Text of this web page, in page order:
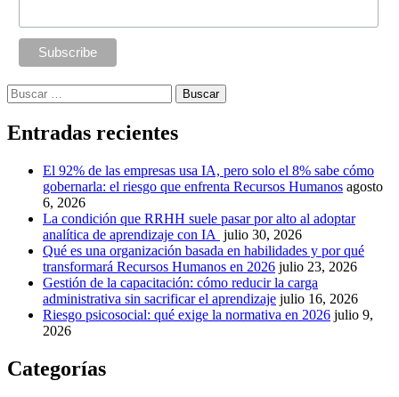
Buscar:
Entradas recientes
El 92% de las empresas usa IA, pero solo el 8% sabe cómo
gobernarla: el riesgo que enfrenta Recursos Humanos agosto
6, 2026
La condición que RRHH suele pasar por alto al adoptar
analítica de aprendizaje con IA julio 30, 2026
Qué es una organización basada en habilidades y por qué
transformará Recursos Humanos en 2026 julio 23, 2026
Gestión de la capacitación: cómo reducir la carga
administrativa sin sacrificar el aprendizaje julio 16, 2026
Riesgo psicosocial: qué exige la normativa en 2026 julio 9,
2026
Categorías